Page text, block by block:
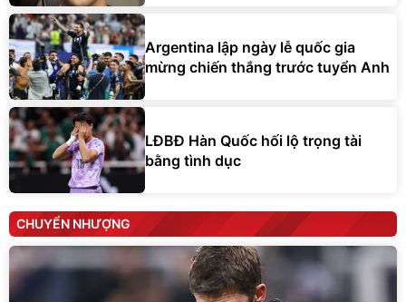
Argentina lập ngày lễ quốc gia
mừng chiến thắng trước tuyển Anh
LĐBĐ Hàn Quốc hối lộ trọng tài
bằng tình dục
CHUYỂN NHƯỢNG